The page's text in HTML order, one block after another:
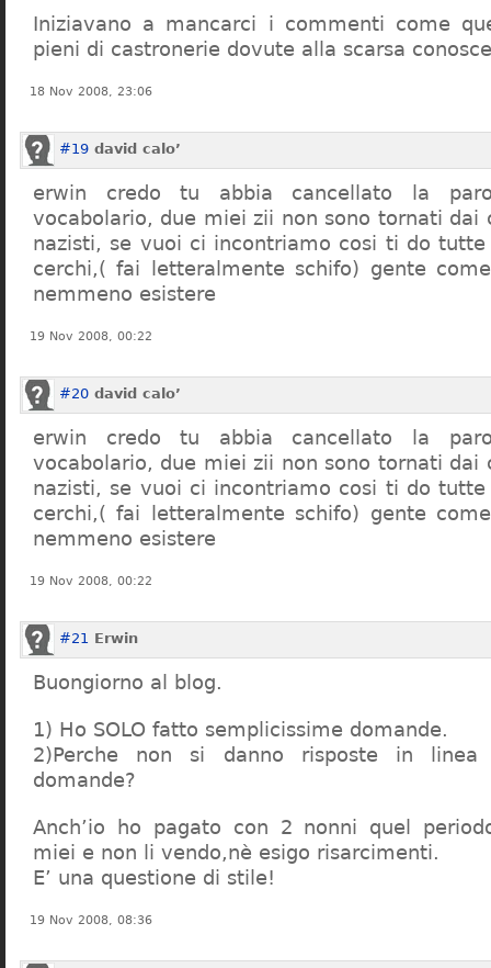
Iniziavano a mancarci i commenti come
pieni di castronerie dovute alla scarsa
18 Nov 2008, 23:06
#19 david calo’
erwin credo tu abbia cancellato la
vocabolario, due miei zii non sono tornati dai
nazisti, se vuoi ci incontriamo cosi ti do tutte
cerchi,( fai letteralmente schifo) gente
nemmeno esistere
19 Nov 2008, 00:22
#20 david calo’
erwin credo tu abbia cancellato la
vocabolario, due miei zii non sono tornati dai
nazisti, se vuoi ci incontriamo cosi ti do tutte
cerchi,( fai letteralmente schifo) gente
nemmeno esistere
19 Nov 2008, 00:22
#21 Erwin
Buongiorno al blog.
1) Ho SOLO fatto semplicissime domande.
2)Perche non si danno risposte in
domande?
Anch’io ho pagato con 2 nonni quel
miei e non li vendo,nè esigo risarcimenti.
E’ una questione di stile!
19 Nov 2008, 08:36